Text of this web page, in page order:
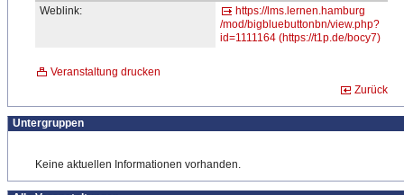
Weblink: https://lms.lernen.hamburg
/mod/bigbluebuttonbn/view.​php?
id=1111164 (https://t1p.de/bocy7)
Veranstaltung drucken
Zurück
Untergruppen
Keine aktuellen Informationen vorhanden.